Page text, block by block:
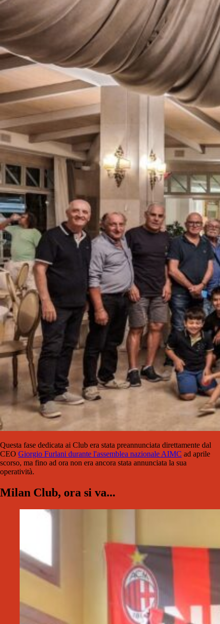
Questa fase dedicata ai Club era stata preannunciata direttamente dal
CEO Giorgio Furlani durante l'assemblea nazionale AIMC ad aprile
scorso, ma fino ad ora non era ancora stata annunciata la sua
operatività.
Milan Club, ora si va...